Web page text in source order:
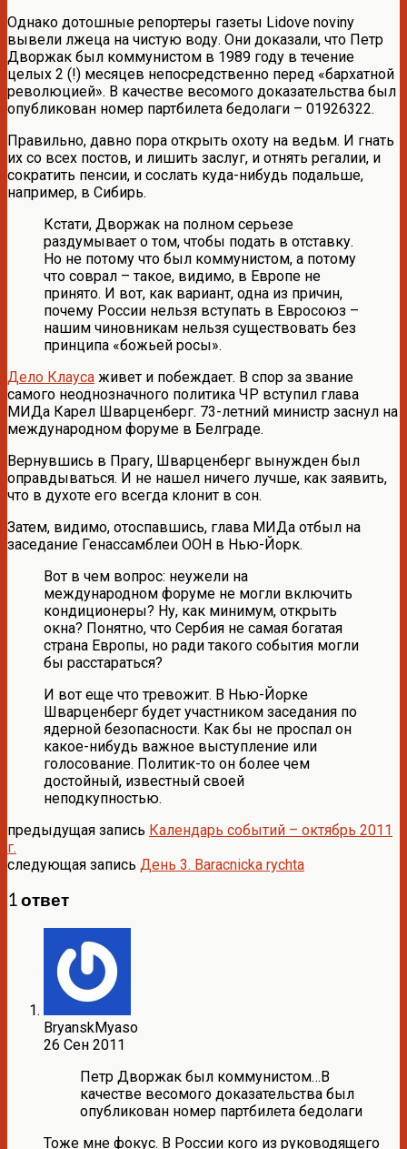
Однако дотошные репортеры газеты Lidove noviny
вывели лжеца на чистую воду. Они доказали, что Петр
Дворжак был коммунистом в 1989 году в течение
целых 2 (!) месяцев непосредственно перед «бархатной
революцией». В качестве весомого доказательства был
опубликован номер партбилета бедолаги – 01926322.
Правильно, давно пора открыть охоту на ведьм. И гнать
их со всех постов, и лишить заслуг, и отнять регалии, и
сократить пенсии, и сослать куда-нибудь подальше,
например, в Сибирь.
Кстати, Дворжак на полном серьезе
раздумывает о том, чтобы подать в отставку.
Но не потому что был коммунистом, а потому
что соврал – такое, видимо, в Европе не
принято. И вот, как вариант, одна из причин,
почему России нельзя вступать в Евросоюз –
нашим чиновникам нельзя существовать без
принципа «божьей росы».
Дело Клауса живет и побеждает. В спор за звание
самого неоднозначного политика ЧР вступил глава
МИДа Карел Шварценберг. 73-летний министр заснул на
международном форуме в Белграде.
Вернувшись в Прагу, Шварценберг вынужден был
оправдываться. И не нашел ничего лучше, как заявить,
что в духоте его всегда клонит в сон.
Затем, видимо, отоспавшись, глава МИДа отбыл на
заседание Генассамблеи ООН в Нью-Йорк.
Вот в чем вопрос: неужели на
международном форуме не могли включить
кондиционеры? Ну, как минимум, открыть
окна? Понятно, что Сербия не самая богатая
страна Европы, но ради такого события могли
бы расстараться?
И вот еще что тревожит. В Нью-Йорке
Шварценберг будет участником заседания по
ядерной безопасности. Как бы не проспал он
какое-нибудь важное выступление или
голосование. Политик-то он более чем
достойный, известный своей
неподкупностью.
предыдущая запись Календарь событий – октябрь 2011
г.
следующая запись День 3. Baracnicka rychta
1 ответ
BryanskMyaso
26 Сен 2011
Петр Дворжак был коммунистом…В
качестве весомого доказательства был
опубликован номер партбилета бедолаги
Тоже мне фокус. В России кого из руководящего